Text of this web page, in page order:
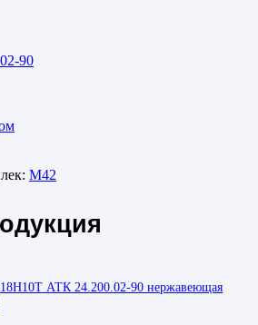
90
М42
АТК 24.200.02-90 нержавеющая